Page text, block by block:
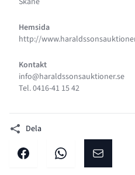
Hemsida
http://
Kontakt
info@haraldssonsauktioner.se
Tel. 0416-41 15 42
Dela
Dela på facebookDela på WhatsApp
Dela på E-